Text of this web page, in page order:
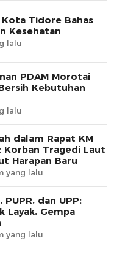
Kota Tidore Bahas
Kesehatan
lalu
PDAM Morotai
Kebutuhan
lalu
dalam Rapat KM
Korban Tragedi Laut
Harapan Baru
yang lalu
PUPR, dan UPP:
Layak, Gempa
yang lalu